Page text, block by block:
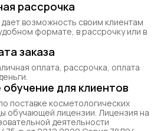
рассрочка
возможность своим клиентам
формате, в рассрочку или в
заказа
оплата, рассрочка, оплата
для клиентов
поставке косметологических
обучающей лицензии. Лицензия на
деятельности